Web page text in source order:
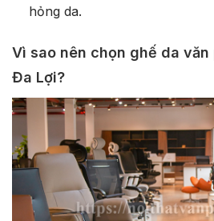
hỏng da.
Vì sao nên chọn ghế da
Đa Lợi?